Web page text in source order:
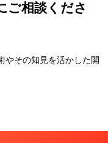
ご相談くださ
やその知見を活かした開